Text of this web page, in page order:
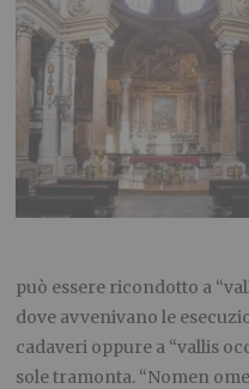
può essere ricondotto a
dove avvenivano le
cadaveri oppure a “vallis
sole tramonta. “Nomen